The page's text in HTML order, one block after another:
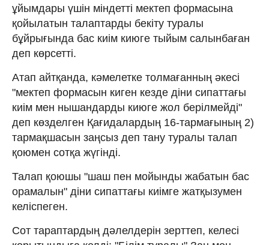
ұйымдары үшін міндетті мектеп формасына
қойылатын талаптарды бекіту туралы
бұйрығында бас киім киюге тыйым салынбаған
деп көрсетті.
Атап айтқанда, кәмелетке толмағанның әкесі
"мектеп формасын киген кезде діни сипаттағы
киім мен нышандарды киюге жол берілмейді"
деп көзделген Қағидалардың 16-тармағының 2)
тармақшасын заңсыз деп тану туралы талап
қоюмен сотқа жүгінді.
Талап қоюшы "шаш пен мойынды жабатын бас
орамалын" діни сипаттағы киімге жатқызумен
келіспеген.
Сот тараптардың дәлелдерін зерттеп, келесі